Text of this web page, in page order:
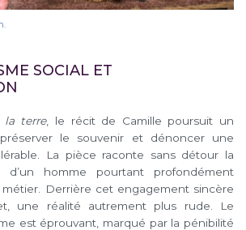
SOCIAL ET
la terre, le récit de Camille poursuit un
le souvenir et dénoncer une
La pièce raconte sans détour la
d’un homme pourtant profondément
Derrière cet engagement sincère
une réalité autrement plus rude. Le
est éprouvant, marqué par la pénibilité